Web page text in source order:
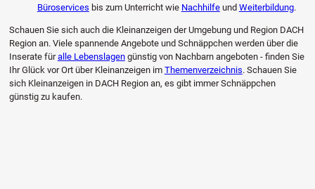
Büroservices bis zum Unterricht wie Nachhilfeund Weiterbildung.
Schauen Sie sich auch die Kleinanzeigen der Umgebung und Region DACH
Region an. Viele spannende Angebote und Schnäppchen werden über die
Inserate füralle Lebenslagengünstig von Nachbarn angeboten - finden Sie
Ihr Glück vor Ort über Kleinanzeigen im Themenverzeichnis. Schauen Sie
sich Kleinanzeigen in DACH Region an, es gibt immer Schnäppchen
günstig zu kaufen.